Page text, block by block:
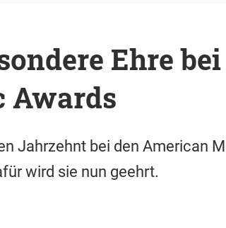
Ehre
Awards
Jahrzehnt bei den American
wird sie nun geehrt.